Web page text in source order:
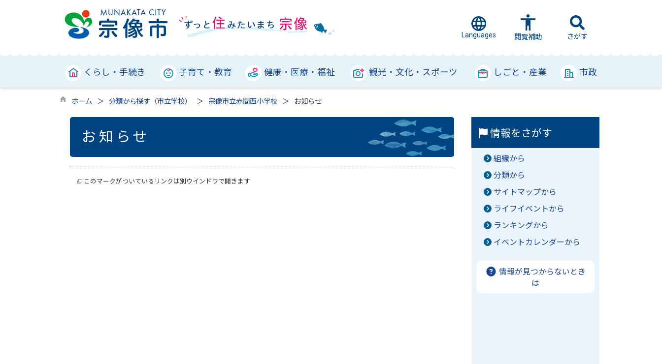
Languages 閲覧補助 さがす
くらし・手続き 子育て・教育 健康・医療・福祉 観光・文化・スポーツ しごと・産業 市政
ホーム 分類から探す（市立学校） 宗像市立赤間西小学校 お知らせ
お知らせ
このマークがついているリンクは別ウインドウで開きます
情報をさがす
組織から
分類から
サイトマップから
ライフイベントから
ランキングから
イベントカレンダーから
情報が見つからないとき
は